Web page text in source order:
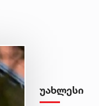
უახლესი